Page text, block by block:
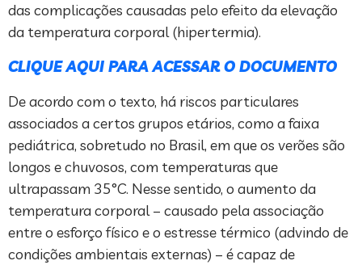
das complicações causadas pelo efeito da elevação
da temperatura corporal (hipertermia).
CLIQUE AQUI PARA ACESSAR O DOCUMENTO
De acordo com o texto, há riscos particulares
associados a certos grupos etários, como a faixa
pediátrica, sobretudo no Brasil, em que os verões são
longos e chuvosos, com temperaturas que
ultrapassam 35°C. Nesse sentido, o aumento da
temperatura corporal – causado pela associação
entre o esforço físico e o estresse térmico (advindo de
condições ambientais externas) – é capaz de